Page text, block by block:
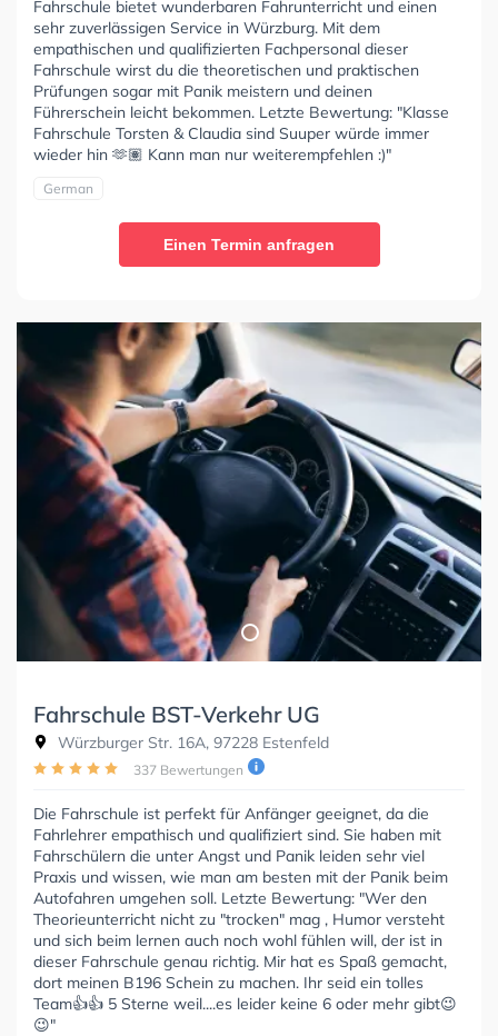
Fahrschule bietet wunderbaren Fahrunterricht und einen
sehr zuverlässigen Service in Würzburg. Mit dem
empathischen und qualifizierten Fachpersonal dieser
Fahrschule wirst du die theoretischen und praktischen
Prüfungen sogar mit Panik meistern und deinen
Führerschein leicht bekommen. Letzte Bewertung: "Klasse
Fahrschule Torsten & Claudia sind Suuper würde immer
wieder hin 🫶🏽 Kann man nur weiterempfehlen :)"
German
Einen Termin anfragen
Fahrschule BST-Verkehr UG
Würzburger Str. 16A, 97228 Estenfeld
337 Bewertungen
Die Fahrschule ist perfekt für Anfänger geeignet, da die
Fahrlehrer empathisch und qualifiziert sind. Sie haben mit
Fahrschülern die unter Angst und Panik leiden sehr viel
Praxis und wissen, wie man am besten mit der Panik beim
Autofahren umgehen soll. Letzte Bewertung: "Wer den
Theorieunterricht nicht zu "trocken" mag , Humor versteht
und sich beim lernen auch noch wohl fühlen will, der ist in
dieser Fahrschule genau richtig. Mir hat es Spaß gemacht,
dort meinen B196 Schein zu machen. Ihr seid ein tolles
Team👍👍 5 Sterne weil....es leider keine 6 oder mehr gibt😉
😉"